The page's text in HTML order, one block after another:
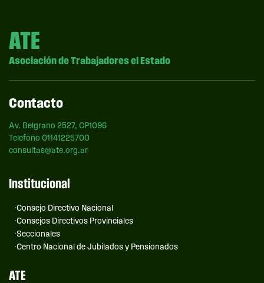
ATE
Asociación de Trabajadores el Estado
Contacto
Av. Belgrano 2527, CP1096
Telefono 01141225700
consultas@ate.org.ar
Institucional
Consejo Directivo Nacional
Consejos Directivos Provinciales
Seccionales
Centro Nacional de Jubilados y Pensionados
ATE